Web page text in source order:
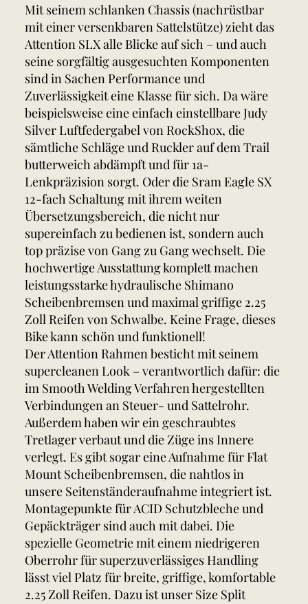
Mit seinem schlanken Chassis (nachrüstbar
mit einer versenkbaren Sattelstütze) zieht das
Attention SLX alle Blicke auf sich – und auch
seine sorgfältig ausgesuchten Komponenten
sind in Sachen Performance und
Zuverlässigkeit eine Klasse für sich. Da wäre
beispielsweise eine einfach einstellbare Judy
Silver Luftfedergabel von RockShox, die
sämtliche Schläge und Ruckler auf dem Trail
butterweich abdämpft und für 1a-
Lenkpräzision sorgt. Oder die Sram Eagle SX
12-fach Schaltung mit ihrem weiten
Übersetzungsbereich, die nicht nur
supereinfach zu bedienen ist, sondern auch
top präzise von Gang zu Gang wechselt. Die
hochwertige Ausstattung komplett machen
leistungsstarke hydraulische Shimano
Scheibenbremsen und maximal griffige 2.25
Zoll Reifen von Schwalbe. Keine Frage, dieses
Bike kann schön und funktionell!
Der Attention Rahmen besticht mit seinem
supercleanen Look – verantwortlich dafür: die
im Smooth Welding Verfahren hergestellten
Verbindungen an Steuer- und Sattelrohr.
Außerdem haben wir ein geschraubtes
Tretlager verbaut und die Züge ins Innere
verlegt. Es gibt sogar eine Aufnahme für Flat
Mount Scheibenbremsen, die nahtlos in
unsere Seitenständeraufnahme integriert ist.
Montagepunkte für ACID Schutzbleche und
Gepäckträger sind auch mit dabei. Die
spezielle Geometrie mit einem niedrigeren
Oberrohr für superzuverlässiges Handling
lässt viel Platz für breite, griffige, komfortable
2.25 Zoll Reifen. Dazu ist unser Size Split